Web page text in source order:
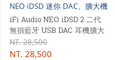
NEO iDSD 迷你 DAC、擴大機
iFi Audio NEO iDSD 2 二代
無損藍牙 USB DAC 耳機擴大
器 前級擴大器
NT.28,500
NT. 28,500